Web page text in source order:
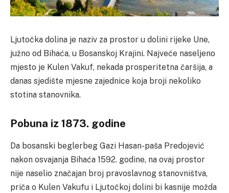
Ljutočka dolina je naziv za prostor u dolini rijeke Une,
južno od Bihaća, u Bosanskoj Krajini. Najveće naseljeno
mjesto je Kulen Vakuf, nekada prosperitetna čaršija, a
danas sjedište mjesne zajednice koja broji nekoliko
stotina stanovnika.
Pobuna iz 1873. godine
Da bosanski beglerbeg Gazi Hasan-paša Predojević
nakon osvajanja Bihaća 1592. godine, na ovaj prostor
nije naselio značajan broj pravoslavnog stanovništva,
priča o Kulen Vakufu i Ljutočkoj dolini bi kasnije možda